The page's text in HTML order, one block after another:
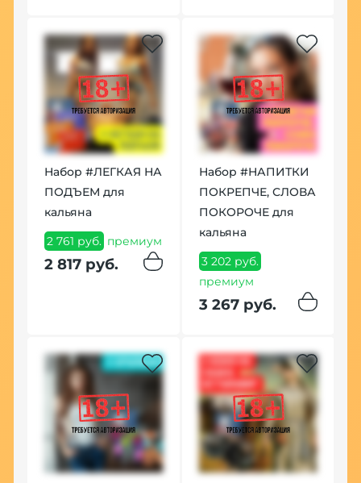
Набор #ЛЕГКАЯ НА
ПОДЪЕМ для
кальяна
2 761 руб. премиум
2 817 руб.
Набор #НАПИТКИ
ПОКРЕПЧЕ, СЛОВА
ПОКОРОЧЕ для
кальяна
3 202 руб.
премиум
3 267 руб.